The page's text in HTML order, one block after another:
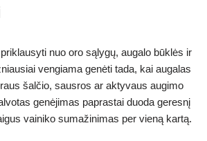
nuo oro sąlygų, augalo būklės ir
vengiama genėti tada, kai augalas
šalčio, sausros ar aktyvaus augimo
genėjimas paprastai duoda geresnį
vainiko sumažinimas per vieną kartą.